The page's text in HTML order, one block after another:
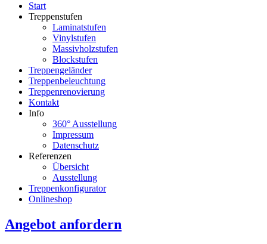
Start
Treppenstufen
Laminatstufen
Vinylstufen
Massivholzstufen
Blockstufen
Treppengeländer
Treppenbeleuchtung
Treppenrenovierung
Kontakt
Info
360° Ausstellung
Impressum
Datenschutz
Referenzen
Übersicht
Ausstellung
Treppenkonfigurator
Onlineshop
Angebot anfordern